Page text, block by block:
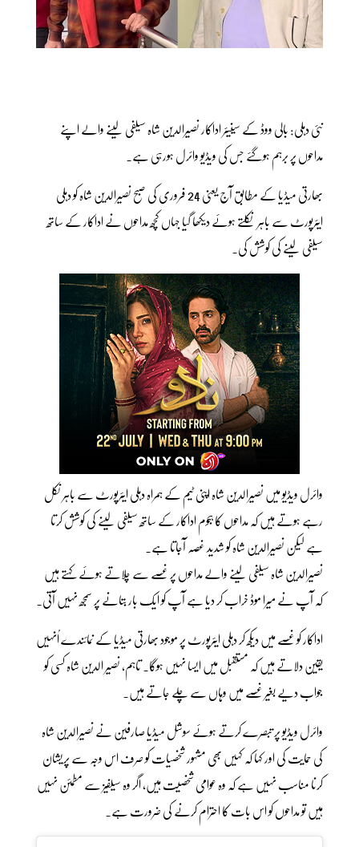
نئی دہلی: بالی ووڈ کے سینیئر اداکار نصیرالدین شاہ سیلفی لینے والے اپنے
مداحوں پر برہم ہوگئے جس کی ویڈیو وائرل ہورہی ہے۔
بھارتی میڈیا کے مطابق آج یعنی 24 فروری کی صبح نصیرالدین شاہ کو دہلی
ایئرپورٹ سے باہر نکلتے ہوئے دیکھا گیا جہاں کچھ مداحوں نے اداکار کے ساتھ
سیلفی لینے کی کوشش کی۔
وائرل ویڈیو میں نصیرالدین شاہ اپنی ٹیم کے ہمراہ دہلی ایئرپورٹ سے باہر نکل
رہے ہوتے ہیں کہ مداحوں کا ہجوم اداکار کے ساتھ سیلفی لینے کی کوشش کرتا
ہے لیکن نصیرالدین شاہ کو شدید غصہ آجاتا ہے۔
نصیرالدین شاہ سیلفی لینے والے مداحوں پر غصے سے چلاتے ہوئے کہتے ہیں
کہ آپ نے میرا موڈ خراب کر دیا ہے آپ کو ایک بار بتانے پر سمجھ نہیں آتی۔
اداکار کو غصے میں دیکھ کر دہلی ایئرپورٹ پر موجود بھارتی میڈیا کے نمائندے اُنہیں
یقین دلاتے ہیں کہ مستقبل میں ایسا نہیں ہوگا۔ تاہم، نصیر الدین شاہ کسی کو
جواب دیے بغیر غصے میں وہاں سے چلے جاتے ہیں۔
وائرل ویڈیو پر تبصرے کرتے ہوئے سوشل میڈیا صارفین نے نصیرالدین شاہ
کی حمایت کی اور کہا کہ کہیں بھی مشہور شخصیات کو صرف اس وجہ سے پریشان
کرنا مناسب نہیں ہے کہ وہ عوامی شخصیت ہیں، اگر وہ سیلفیز سے مطمئن نہیں
ہیں تو مداحوں کو اس بات کا احترام کرنے کی ضرورت ہے۔